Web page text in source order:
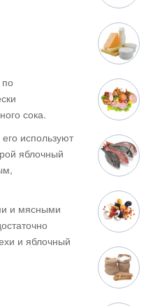
по
сока.
используют
яблочный
и мясными
и яблочный